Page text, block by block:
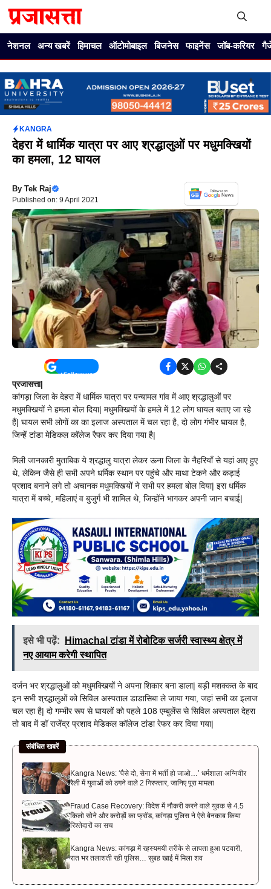
नेशनल अन्य खबरें हिमाचल ऑटोमोबाइल बिजनेस फाइनेंस जॉब-करियर
KANGRA
देहरा में धार्मिक यात्रा पर आए श्रद्धालुओं पर मधुमक्खियों
का हमला, 12 घायल
By Tek Raj
Published on: 9 April 2021
प्रजासत्ता|
कांगड़ा जिला के देहरा में धार्मिक यात्रा पर पन्यामल गांव में आए श्रद्धालुओं पर
मधुमक्खियों ने हमला बोल दिया| मधुमक्खियों के हमले में 12 लोग घायल बताए जा रहे
हैं| घायल सभी लोगों का का इलाज अस्पताल में चल रहा है, दो लोग गंभीर घायल है,
जिन्हें टांडा मेडिकल कॉलेज रैफर कर दिया गया है|
मिली जानकारी मुताबिक ये श्रद्धालु यात्रा लेकर ऊना जिला के नैहरियाँ से यहां आए हुए
थे, लेकिन जैसे ही सभी अपने धर्मिक स्थान पर पहुंचे और माथा टेकने और कड़ाई
प्रशाद बनाने लगे तो अचानक मधुमक्खियों ने सभी पर हमला बोल दिया| इस धर्मिक
यात्रा में बच्चे, महिलाएं व बुजुर्ग भी शामिल थे, जिन्होंने भागकर अपनी जान बचाई|
इसे भी पढ़ें:
Himachal टांडा में रोबोटिक सर्जरी स्वास्थ्य क्षेत्र में
नए आयाम करेगी स्थापित
दर्जन भर श्रद्धालुओं को मधुमक्खियों ने अपना शिकार बना डाला| बड़ी मशक्कत के बाद
इन सभी श्रद्धालुओं को सिविल अस्पताल डाडासिबा ले जाया गया, जहां सभी का इलाज
चल रहा है| दो गम्भीर रूप से घायलों को पहले 108 एम्बुलेंस से सिविल अस्पताल देहरा
तो बाद में डॉ राजेंद्र प्रशाद मेडिकल कॉलेज टांडा रेफर कर दिया गया|
संबंधित खबरें
Kangra News: ‘पैसे दो, सेना में भर्ती हो जाओ…’ धर्मशाला अग्निवीर
रैली में युवाओं को ठगने वाले 2 गिरफ्तार, जानिए पूरा मामला
Fraud Case Recovery: विदेश में नौकरी करने वाले युवक से 4.5
किलो सोने और करोड़ों का फ्रॉड, कांगड़ा पुलिस ने ऐसे बेनकाब किया
रिश्तेदारों का सच
Kangra News: कांगड़ा में रहस्यमयी तरीके से लापता हुआ पटवारी,
रात भर तलाशती रही पुलिस… सुबह खाई में मिला शव